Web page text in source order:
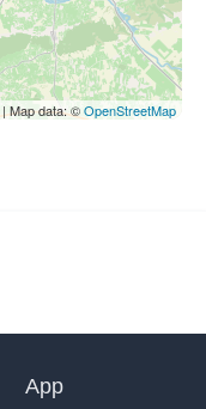
| Map data: ©OpenStreetMap
App